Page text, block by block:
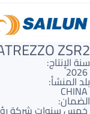
ZSR2
سنة الإنتاج:
2026
بلد المنشأ:
CHINA
الضمان:
خمس سنوات شركة